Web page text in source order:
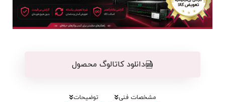
دانلود کاتالوگ محصول
مشخصات فنی توضیحات